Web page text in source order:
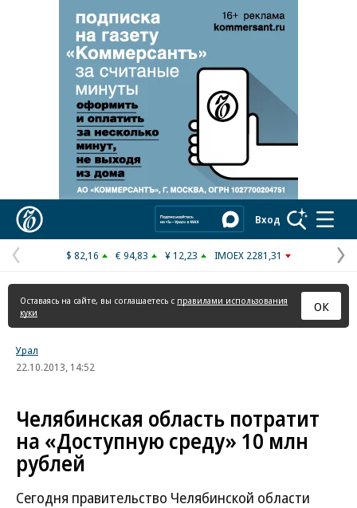
Реклама в «Ъ» www.kommersant.ru/ad
Вход
Предыдущая
страница
$ 82,16 € 94,83 ¥ 12,23 IMOEX 2281,31
Оставаясь на сайте, вы соглашаетесь с правилами использования
куки
ОК
Урал
22.10.2013, 14:52
Челябинская область потратит
на «Доступную среду» 10 млн
рублей
Сегодня правительство Челябинской области